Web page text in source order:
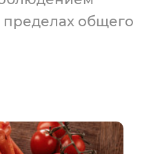
пределах общего